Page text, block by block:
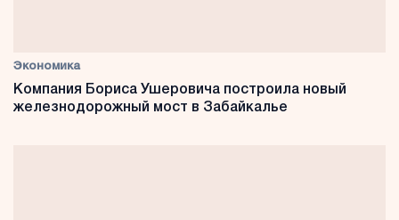
Экономика
Компания Бориса Ушеровича построила новый
железнодорожный мост в Забайкалье